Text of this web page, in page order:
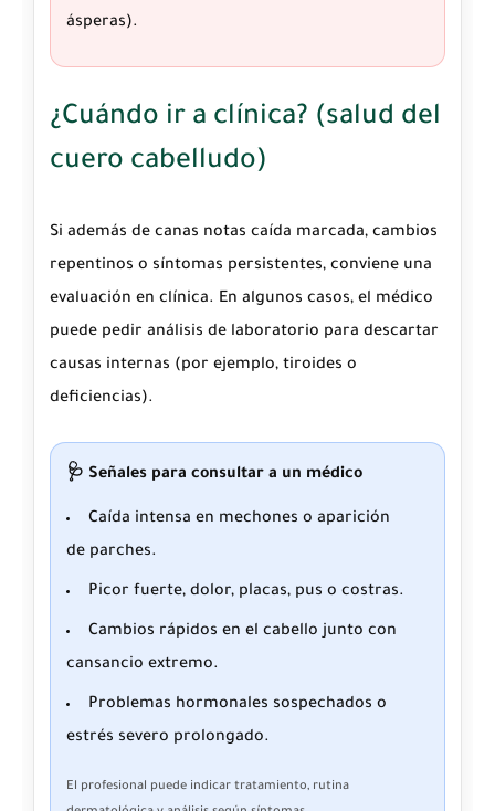
ásperas).
¿Cuándo ir a clínica? (salud del
cuero cabelludo)
Si además de canas notas caída marcada, cambios
repentinos o síntomas persistentes, conviene una
evaluación en clínica. En algunos casos, el médico
puede pedir análisis de laboratorio para descartar
causas internas (por ejemplo, tiroides o
deficiencias).
🩺 Señales para consultar a un médico
Caída intensa en mechones o aparición
de parches.
Picor fuerte, dolor, placas, pus o costras.
Cambios rápidos en el cabello junto con
cansancio extremo.
Problemas hormonales sospechados o
estrés severo prolongado.
El profesional puede indicar tratamiento, rutina